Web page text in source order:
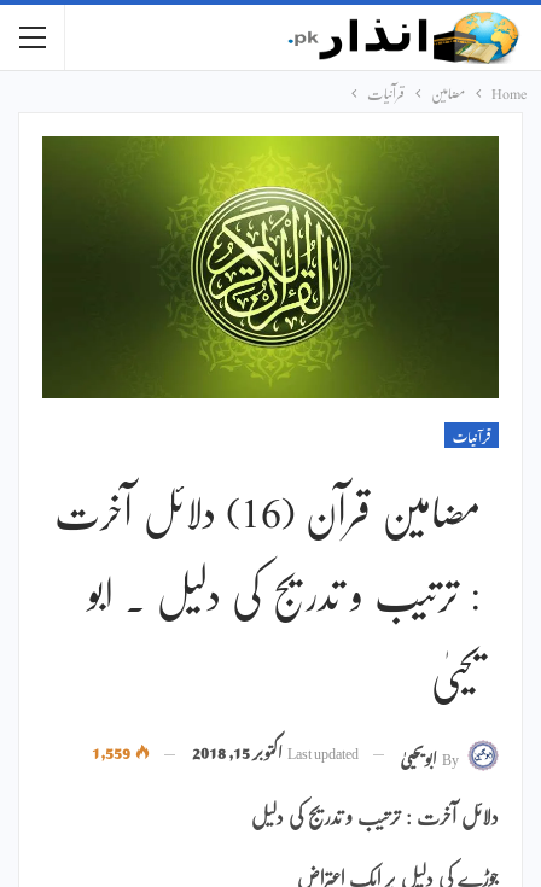
Home مضامین قرآنیات
قرآنیات
مضامین قرآن (16) دلائل آخرت
: ترتیب و تدریج کی دلیل ۔ ابو
یحییٰ
Byابویحییٰ Last updatedاکتوبر 15, 2018
دلائل آخرت : ترتیب و تدریج کی دلیل
جوڑے کی دلیل پر ایک اعتراض